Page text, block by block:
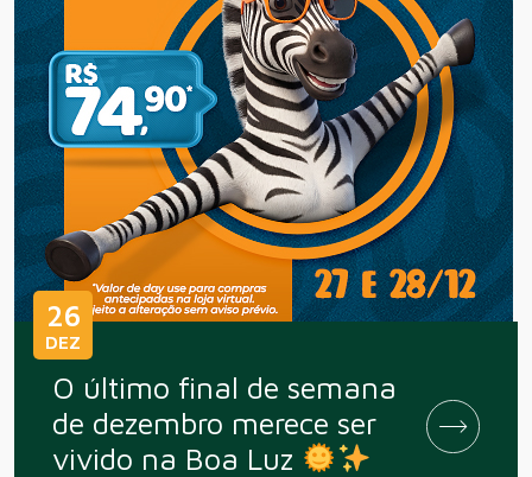
26
DEZ
O último final de semana
de dezembro merece ser
vivido na Boa Luz